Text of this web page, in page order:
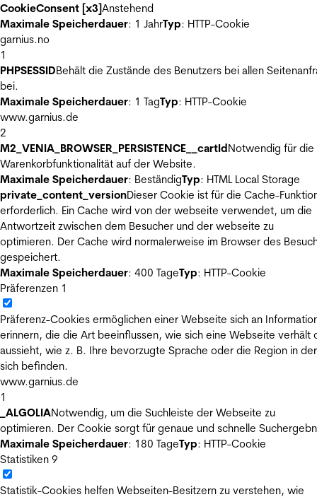
CookieConsent [x3]Anstehend
Maximale Speicherdauer: 1 JahrTyp: HTTP-Cookie
garnius.no
1
PHPSESSIDBehält die Zustände des Benutzers bei allen
bei.
Maximale Speicherdauer: 1 TagTyp: HTTP-Cookie
www.garnius.de
2
M2_VENIA_BROWSER_PERSISTENCE__cartIdNotwendig für die
Warenkorbfunktionalität auf der Website.
Maximale Speicherdauer: BeständigTyp: HTML Local Storage
private_content_versionDieser Cookie ist für die Cache-
erforderlich. Ein Cache wird von der webseite verwendet, um die
Antwortzeit zwischen dem Besucher und der webseite zu
optimieren. Der Cache wird normalerweise im Browser des
gespeichert.
Maximale Speicherdauer: 400 TageTyp: HTTP-Cookie
Präferenzen 1
Präferenz-Cookies ermöglichen einer Webseite sich an
erinnern, die die Art beeinflussen, wie sich eine Webseite verhält
aussieht, wie z. B. Ihre bevorzugte Sprache oder die Region in
sich befinden.
www.garnius.de
1
_ALGOLIANotwendig, um die Suchleiste der Webseite zu
optimieren. Der Cookie sorgt für genaue und schnelle
Maximale Speicherdauer: 180 TageTyp: HTTP-Cookie
Statistiken 9
Statistik-Cookies helfen Webseiten-Besitzern zu verstehen, wie